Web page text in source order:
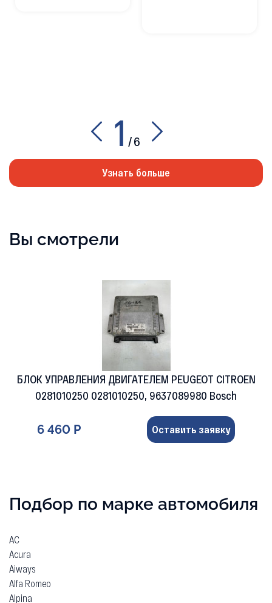
1 /6
Узнать больше
Вы смотрели
БЛОК УПРАВЛЕНИЯ ДВИГАТЕЛЕМ PEUGEOT CITROEN
0281010250 0281010250, 9637089980 Bosch
6 460 Р Оставить заявку
Подбор по марке автомобиля
AC
Acura
Aiways
Alfa Romeo
Alpina